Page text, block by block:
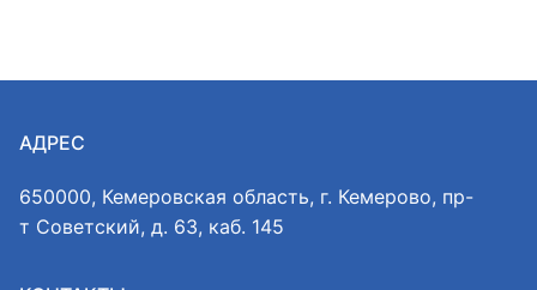
АДРЕС
650000, Кемеровская область, г. Кемерово, пр-
т Советский, д. 63, каб. 145